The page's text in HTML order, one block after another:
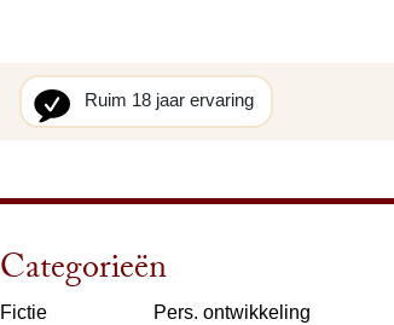
Ruim 18 jaar ervaring
Categorieën
Fictie
Pers. ontwikkeling